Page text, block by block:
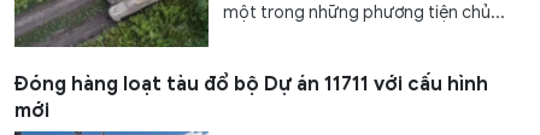
một trong những phương tiện chủ...
Đóng hàng loạt tàu đổ bộ Dự án 11711 với cấu hình
mới